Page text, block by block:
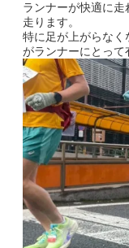
ランナーが快適に
走ります。
特に足が上がらな
がランナーにとって